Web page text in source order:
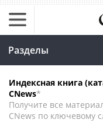
Разделы
Индексная книга
CNews*
Получите все
CNews по ключевому